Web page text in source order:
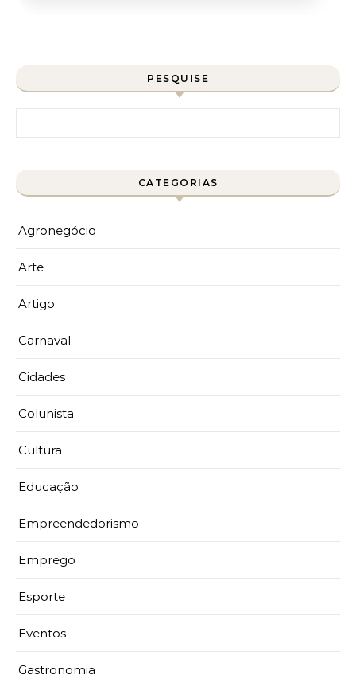
PESQUISE
CATEGORIAS
Agronegócio
Arte
Artigo
Carnaval
Cidades
Colunista
Cultura
Educação
Empreendedorismo
Emprego
Esporte
Eventos
Gastronomia